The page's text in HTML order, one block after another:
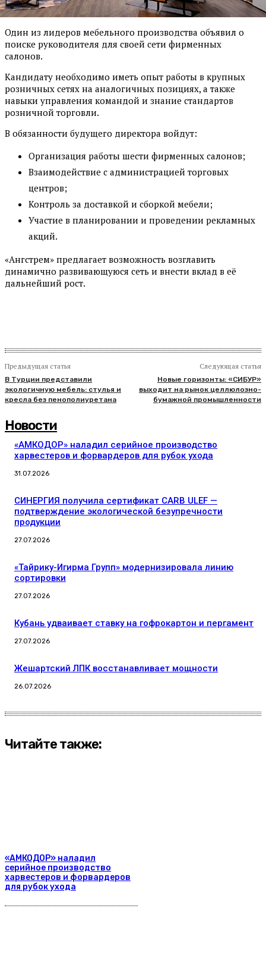
Один из лидеров мебельного производства объявил о
поиске руководителя для своей сети фирменных
салонов.
Кандидату необходимо иметь опыт работы в крупных
розничных сетях на аналогичных позициях, а также
навыки управления командой и знание стандартов
розничной торговли.
В обязанности будущего директора войдут:
Организация работы шести фирменных салонов;
Взаимодействие с администрацией торговых
центров;
Контроль за доставкой и сборкой мебели;
Участие в планировании и проведении рекламных
акций.
«Ангстрем» предлагает возможность возглавить
динамично развивающуюся сеть и внести вклад в её
дальнейший рост.
Предыдущая статья
В Турции представили
экологичную мебель: стулья и
кресла без пенополиуретана
Следующая статья
Новые горизонты: «СИБУР»
выходит на рынок целлюлозно-
бумажной промышленности
Новости
«АМКОДОР» наладил серийное производство
харвестеров и форвардеров для рубок ухода
31.07.2026
СИНЕРГИЯ получила сертификат CARB ULEF —
подтверждение экологической безупречности
продукции
27.07.2026
«Тайрику-Игирма Групп» модернизировала линию
сортировки
27.07.2026
Кубань удваивает ставку на гофрокартон и пергамент
27.07.2026
Жешартский ЛПК восстанавливает мощности
26.07.2026
Читайте также:
«АМКОДОР» наладил
серийное производство
харвестеров и форвардеров
для рубок ухода